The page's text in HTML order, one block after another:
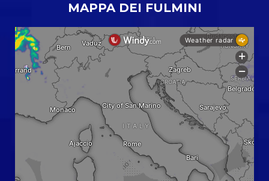
MAPPA DEI FULMINI